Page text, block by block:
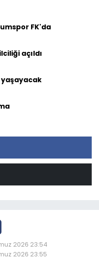
FK'da
açıldı
2026 23:54
2026 23:55